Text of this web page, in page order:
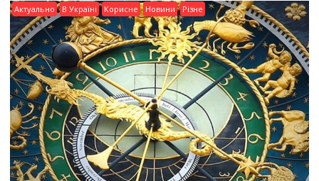
Актуально В Україні Корисне Новини Різне